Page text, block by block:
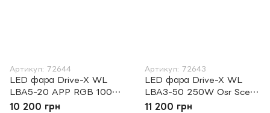
Артикул: 72644
LED фара Drive-X WL
LBA5-20 APP RGB 100W
Osr Driving
10 200 грн
Артикул: 72643
LED фара Drive-X WL
LBA3-50 250W Osr Scene
+ Combo
11 200 грн